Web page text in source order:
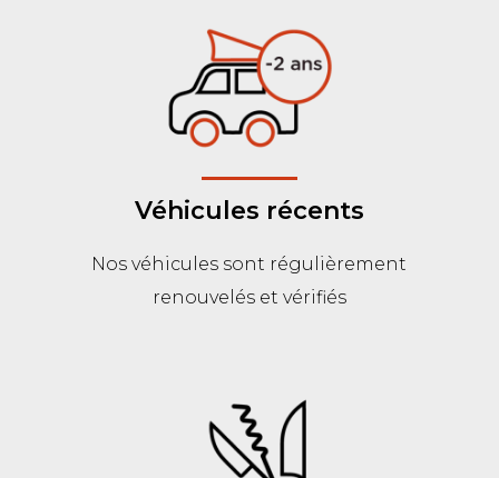
Véhicules récents
Nos véhicules sont régulièrement
renouvelés et vérifiés